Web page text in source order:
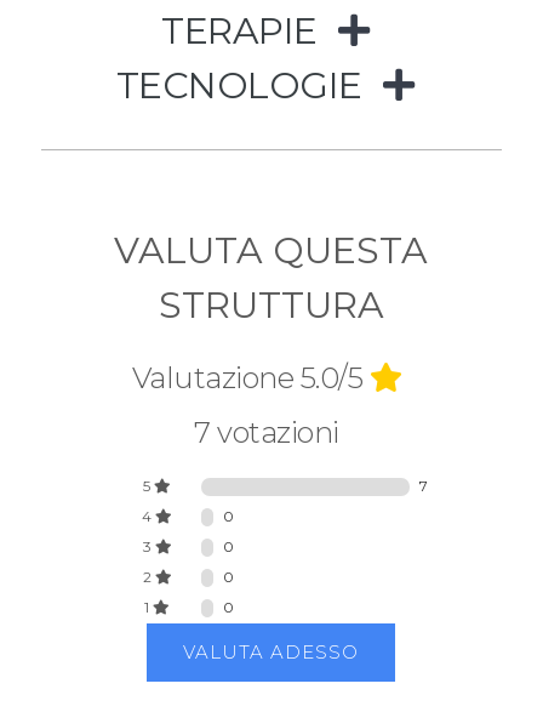
TERAPIE
TECNOLOGIE
VALUTA QUESTA
STRUTTURA
Valutazione 5.0/5
7 votazioni
5
7
4
0
3
0
2
0
1
0
VALUTA ADESSO